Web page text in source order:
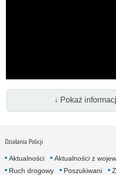
↓ Pokaż
Działania Policji
Aktualności Aktualności z
Ruch drogowy
Poszukiwani